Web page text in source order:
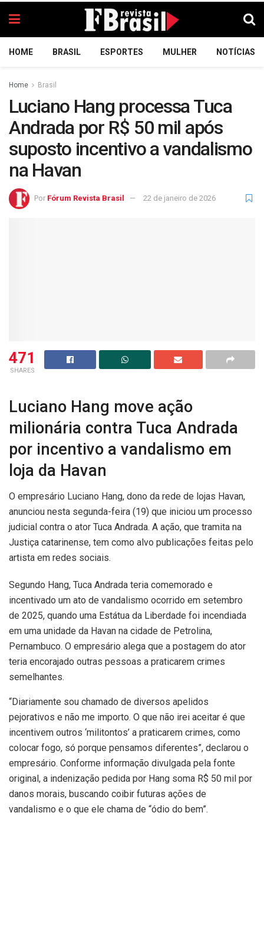
HOME BRASIL ESPORTES MULHER NOTÍCIAS
Home Brasil
Luciano Hang processa Tuca
Andrada por R$ 50 mil após
suposto incentivo a vandalismo
na Havan
Por Fórum Revista Brasil 22 de janeiro de 2026
471
SHARES
Luciano Hang move ação
milionária contra Tuca Andrada
por incentivo a vandalismo em
loja da Havan
O empresário Luciano Hang, dono da rede de lojas Havan,
anunciou nesta segunda-feira (19) que iniciou um processo
judicial contra o ator Tuca Andrada. A ação, que tramita na
Justiça catarinense, tem como alvo publicações feitas pelo
artista em redes sociais.
Segundo Hang, Tuca Andrada teria comemorado e
incentivado um ato de vandalismo ocorrido em setembro
de 2025, quando uma Estátua da Liberdade foi incendiada
em uma unidade da Havan na cidade de Petrolina,
Pernambuco. O empresário alega que a postagem do ator
teria encorajado outras pessoas a praticarem crimes
semelhantes.
“Diariamente sou chamado de diversos apelidos
pejorativos e não me importo. O que não irei aceitar é que
incentivem outros ‘militontos’ a praticarem crimes, como
colocar fogo, só porque pensamos diferentes”, declarou o
empresário. Conforme informação divulgada pela fonte
original, a indenização pedida por Hang soma R$ 50 mil por
danos morais, buscando coibir futuras ações de
vandalismo e o que ele chama de “ódio do bem”.